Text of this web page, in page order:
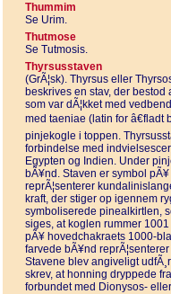
Thummim
Se Urim.
Thutmose
Se Tutmosis.
Thyrsusstaven
(GrÃ¦sk). Thyrsus eller
beskrives en stav, der bestod
som var dÃ¦kket med
med taeniae (latin for â€fladt
pinjekogle i toppen.
forbindelse med
Egypten og Indien. Under
bÃ¥nd. Staven er symbol
reprÃ¦senterer
kraft, der stiger op igennem
symboliserede pinealkirtlen,
siges, at koglen rummer
pÃ¥ hovedchakraets 1000-
farvede bÃ¥nd
Stavene blev angiveligt
skrev, at honning dryppede
forbundet med Dionysos-